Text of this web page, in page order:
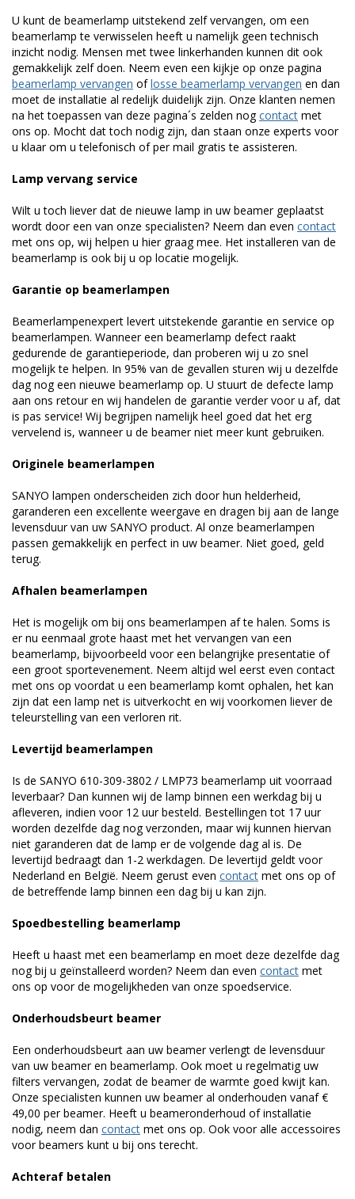
U kunt de beamerlamp uitstekend zelf vervangen, om een
beamerlamp te verwisselen heeft u namelijk geen technisch
inzicht nodig. Mensen met twee linkerhanden kunnen dit ook
gemakkelijk zelf doen. Neem even een kijkje op onze pagina
beamerlamp vervangen oflosse beamerlamp vervangen en dan
moet de installatie al redelijk duidelijk zijn. Onze klanten nemen
na het toepassen van deze pagina´s zelden nogcontact met
ons op. Mocht dat toch nodig zijn, dan staan onze experts voor
u klaar om u telefonisch of per mail gratis te assisteren.
Lamp vervang service
Wilt u toch liever dat de nieuwe lamp in uw beamer geplaatst
wordt door een van onze specialisten? Neem dan even contact
met ons op, wij helpen u hier graag mee. Het installeren van de
beamerlamp is ook bij u op locatie mogelijk.
Garantie op beamerlampen
Beamerlampenexpert levert uitstekende garantie en service op
beamerlampen. Wanneer een beamerlamp defect raakt
gedurende de garantieperiode, dan proberen wij u zo snel
mogelijk te helpen. In 95% van de gevallen sturen wij u dezelfde
dag nog een nieuwe beamerlamp op. U stuurt de defecte lamp
aan ons retour en wij handelen de garantie verder voor u af, dat
is pas service! Wij begrijpen namelijk heel goed dat het erg
vervelend is, wanneer u de beamer niet meer kunt gebruiken.
Originele beamerlampen
SANYO lampen onderscheiden zich door hun helderheid,
garanderen een excellente weergave en dragen bij aan de lange
levensduur van uw SANYO product. Al onze beamerlampen
passen gemakkelijk en perfect in uw beamer. Niet goed, geld
terug.
Afhalen beamerlampen
Het is mogelijk om bij ons beamerlampen af te halen. Soms is
er nu eenmaal grote haast met het vervangen van een
beamerlamp, bijvoorbeeld voor een belangrijke presentatie of
een groot sportevenement. Neem altijd wel eerst even contact
met ons op voordat u een beamerlamp komt ophalen, het kan
zijn dat een lamp net is uitverkocht en wij voorkomen liever de
teleurstelling van een verloren rit.
Levertijd beamerlampen
Is de SANYO 610-309-3802 / LMP73 beamerlamp uit voorraad
leverbaar? Dan kunnen wij de lamp binnen een werkdag bij u
afleveren, indien voor 12 uur besteld. Bestellingen tot 17 uur
worden dezelfde dag nog verzonden, maar wij kunnen hiervan
niet garanderen dat de lamp er de volgende dag al is. De
levertijd bedraagt dan 1-2 werkdagen. De levertijd geldt voor
Nederland en België. Neem gerust even contact met ons op of
de betreffende lamp binnen een dag bij u kan zijn.
Spoedbestelling beamerlamp
Heeft u haast met een beamerlamp en moet deze dezelfde dag
nog bij u geïnstalleerd worden? Neem dan even contact met
ons op voor de mogelijkheden van onze spoedservice.
Onderhoudsbeurt beamer
Een onderhoudsbeurt aan uw beamer verlengt de levensduur
van uw beamer en beamerlamp. Ook moet u regelmatig uw
filters vervangen, zodat de beamer de warmte goed kwijt kan.
Onze specialisten kunnen uw beamer al onderhouden vanaf €
49,00 per beamer. Heeft u beameronderhoud of installatie
nodig, neem dan contact met ons op. Ook voor alle accessoires
voor beamers kunt u bij ons terecht.
Achteraf betalen